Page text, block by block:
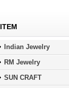
ITEM
Indian Jewelry
RM Jewelry
SUN CRAFT